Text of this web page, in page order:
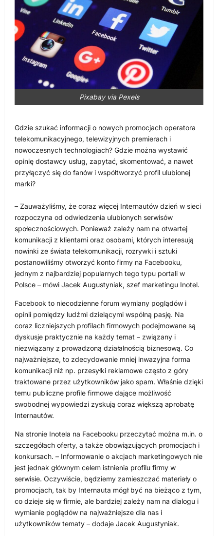
Pixabay via Pexels
Gdzie szukać informacji o nowych promocjach operatora
telekomunikacyjnego, telewizyjnych premierach i
nowoczesnych technologiach? Gdzie można wystawić
opinię dostawcy usług, zapytać, skomentować, a nawet
przyłączyć się do fanów i współtworzyć profil ulubionej
marki?
– Zauważyliśmy, że coraz więcej Internautów dzień w sieci
rozpoczyna od odwiedzenia ulubionych serwisów
społecznościowych. Ponieważ zależy nam na otwartej
komunikacji z klientami oraz osobami, których interesują
nowinki ze świata telekomunikacji, rozrywki i sztuki
postanowiliśmy otworzyć konto firmy na Facebooku,
jednym z najbardziej popularnych tego typu portali w
Polsce – mówi Jacek Augustyniak, szef marketingu Inotel.
Facebook to niecodzienne forum wymiany poglądów i
opinii pomiędzy ludźmi dzielącymi wspólną pasję. Na
coraz liczniejszych profilach firmowych podejmowane są
dyskusje praktycznie na każdy temat – związany i
niezwiązany z prowadzoną działalnością biznesową. Co
najważniejsze, to zdecydowanie mniej inwazyjna forma
komunikacji niż np. przesyłki reklamowe często z góry
traktowane przez użytkowników jako spam. Właśnie dzięki
temu publiczne profile firmowe dające możliwość
swobodnej wypowiedzi zyskują coraz większą aprobatę
Internautów.
Na stronie Inotela na Facebooku przeczytać można m.in. o
szczegółach oferty, a także obowiązujących promocjach i
konkursach. – Informowanie o akcjach marketingowych nie
jest jednak głównym celem istnienia profilu firmy w
serwisie. Oczywiście, będziemy zamieszczać materiały o
promocjach, tak by Internauta mógł być na bieżąco z tym,
co dzieje się w firmie, ale bardziej zależy nam na dialogu i
wymianie poglądów na najważniejsze dla nas i
użytkowników tematy – dodaje Jacek Augustyniak.